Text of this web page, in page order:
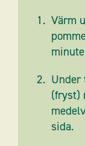
Värm
Under
(fryst)
sida.